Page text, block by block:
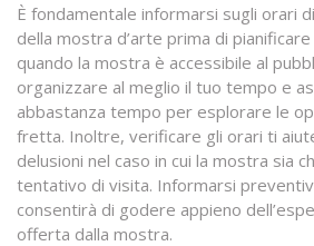
È fondamentale informarsi sugli orari
della mostra d’arte prima di
quando la mostra è accessibile al
organizzare al meglio il tuo tempo e
abbastanza tempo per esplorare le
fretta. Inoltre, verificare gli orari ti
delusioni nel caso in cui la mostra sia
tentativo di visita. Informarsi
consentirà di godere appieno
offerta dalla mostra.